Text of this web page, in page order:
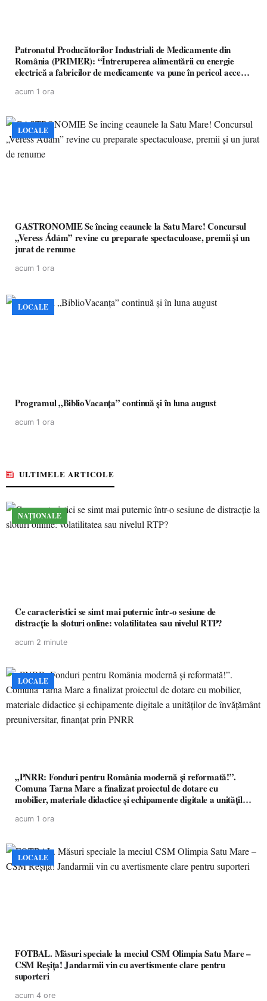
Patronatul Producătorilor Industriali de Medicamente din
România (PRIMER): “Întreruperea alimentării cu energie
electrică a fabricilor de medicamente va pune în pericol accesul
acum 1 ora
LOCALE
GASTRONOMIE Se încing ceaunele la Satu Mare! Concursul
„Veress Ádám” revine cu preparate spectaculoase, premii și un
jurat de renume
acum 1 ora
LOCALE
Programul „BiblioVacanța” continuă și în luna august
acum 1 ora
ULTIMELE ARTICOLE
NAȚIONALE
Ce caracteristici se simt mai puternic într-o sesiune de
distracție la sloturi online: volatilitatea sau nivelul RTP?
acum 2 minute
LOCALE
„PNRR: Fonduri pentru România modernă și reformată!”.
Comuna Tarna Mare a finalizat proiectul de dotare cu
mobilier, materiale didactice și echipamente digitale a unităților
acum 1 ora
LOCALE
FOTBAL. Măsuri speciale la meciul CSM Olimpia Satu Mare –
CSM Reșița! Jandarmii vin cu avertismente clare pentru
suporteri
acum 4 ore